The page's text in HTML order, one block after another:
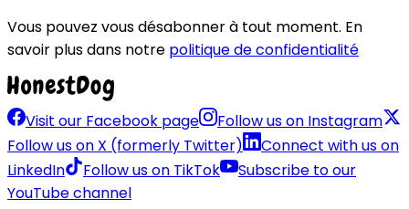
Vous pouvez vous désabonner à tout moment. En
savoir plus dans notre politique de confidentialité
Visit our Facebook page
Follow us on Instagram
Follow us on X (formerly Twitter)
Connect with us on
LinkedIn
Follow us on TikTok
Subscribe to our
YouTube channel